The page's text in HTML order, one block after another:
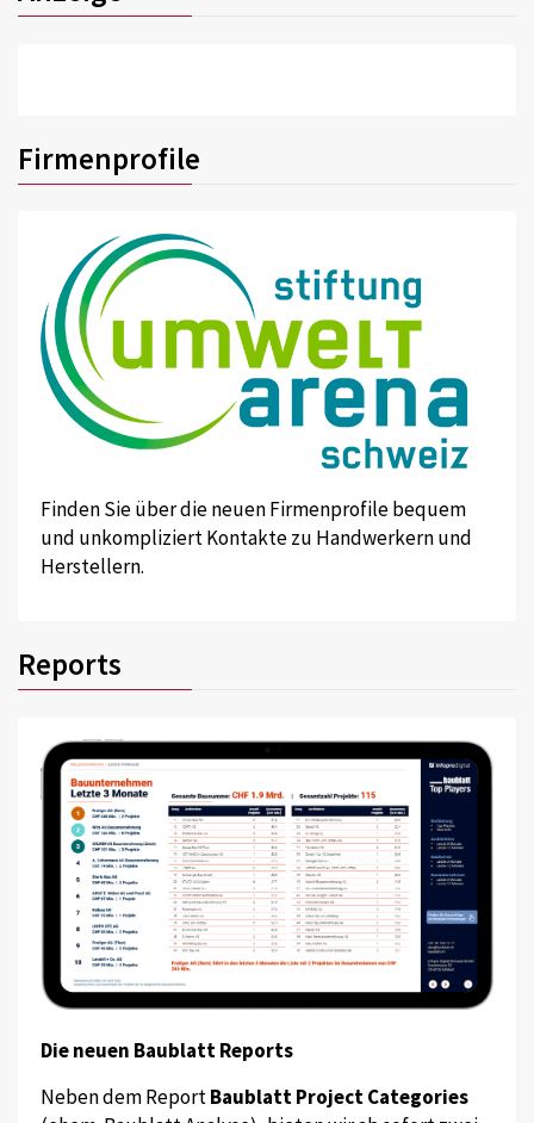
Firmenprofile
Finden Sie über die neuen Firmenprofile bequem
und unkompliziert Kontakte zu Handwerkern und
Herstellern.
Reports
Die neuen Baublatt Reports
Neben dem ReportBaublatt Project Categories